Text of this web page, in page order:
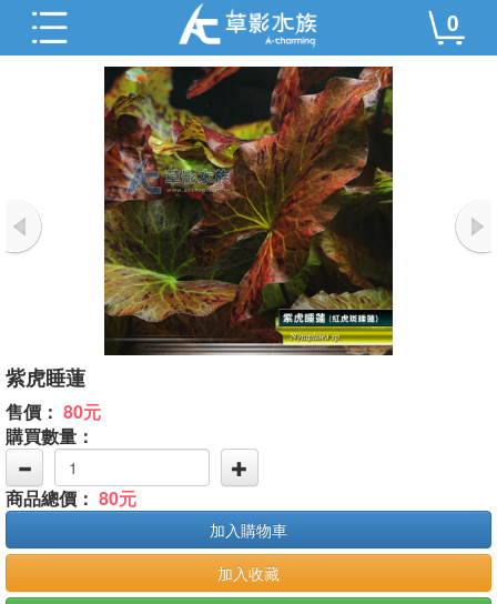
0
紫虎睡蓮
售價： 80元
購買數量：
商品總價： 80元
加入購物車
加入收藏